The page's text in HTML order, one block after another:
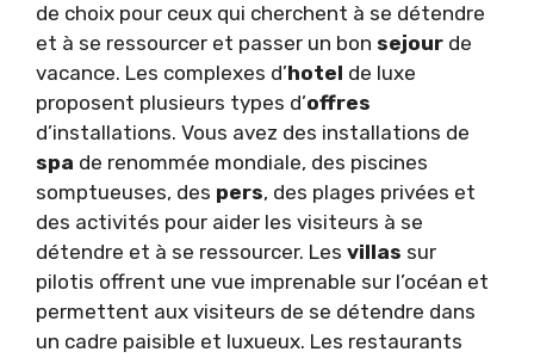
de choix pour ceux qui cherchent à se détendre
et à se ressourcer et passer un bon sejour de
vacance. Les complexes d’hotel de luxe
proposent plusieurs types d’offres
d’installations. Vous avez des installations de
spa de renommée mondiale, des piscines
somptueuses, des pers, des plages privées et
des activités pour aider les visiteurs à se
détendre et à se ressourcer. Les villas sur
pilotis offrent une vue imprenable sur l’océan et
permettent aux visiteurs de se détendre dans
un cadre paisible et luxueux. Les restaurants